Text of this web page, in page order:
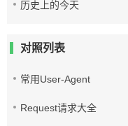
历史上的今天
对照列表
常用User-Agent
Request请求大全